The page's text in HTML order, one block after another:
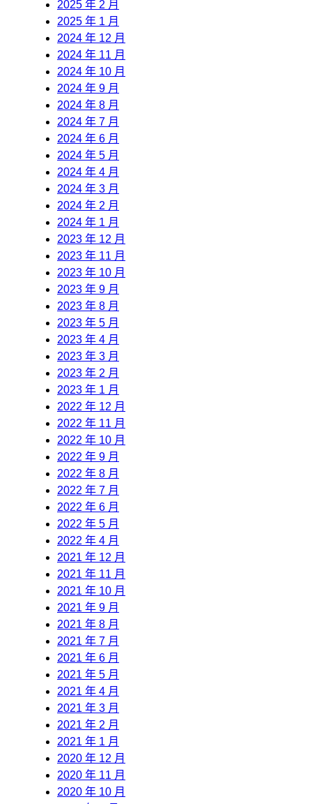
2025 年 2 月
2025 年 1 月
2024 年 12 月
2024 年 11 月
2024 年 10 月
2024 年 9 月
2024 年 8 月
2024 年 7 月
2024 年 6 月
2024 年 5 月
2024 年 4 月
2024 年 3 月
2024 年 2 月
2024 年 1 月
2023 年 12 月
2023 年 11 月
2023 年 10 月
2023 年 9 月
2023 年 8 月
2023 年 5 月
2023 年 4 月
2023 年 3 月
2023 年 2 月
2023 年 1 月
2022 年 12 月
2022 年 11 月
2022 年 10 月
2022 年 9 月
2022 年 8 月
2022 年 7 月
2022 年 6 月
2022 年 5 月
2022 年 4 月
2021 年 12 月
2021 年 11 月
2021 年 10 月
2021 年 9 月
2021 年 8 月
2021 年 7 月
2021 年 6 月
2021 年 5 月
2021 年 4 月
2021 年 3 月
2021 年 2 月
2021 年 1 月
2020 年 12 月
2020 年 11 月
2020 年 10 月